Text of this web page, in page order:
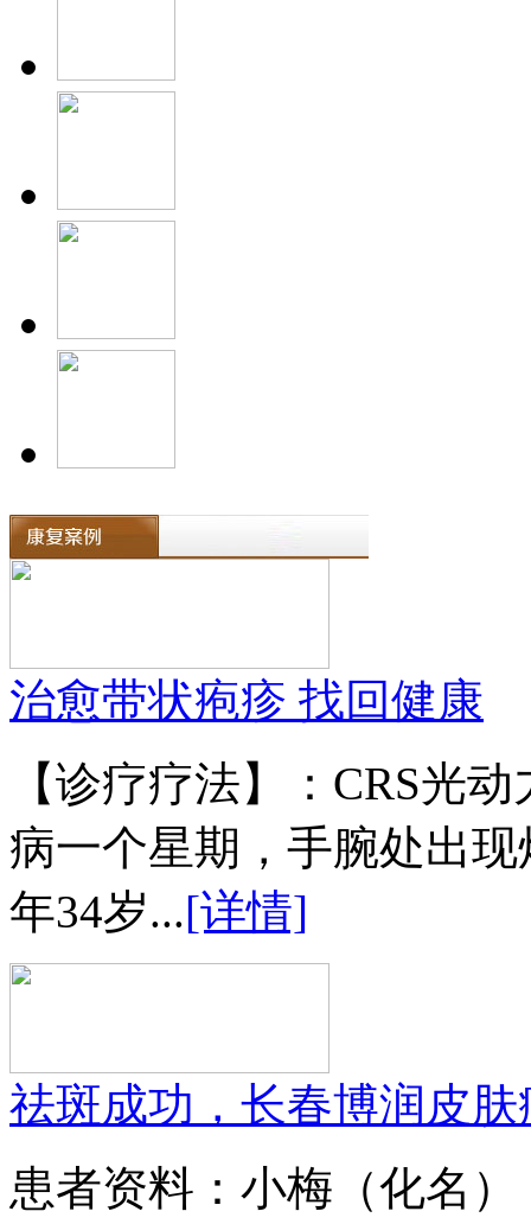
治愈带状疱疹 找回健康
【诊疗疗法】：CRS光
病一个星期，手腕处出
年34岁...[详情]
祛斑成功，长春博润皮
患者资料：小梅（化名